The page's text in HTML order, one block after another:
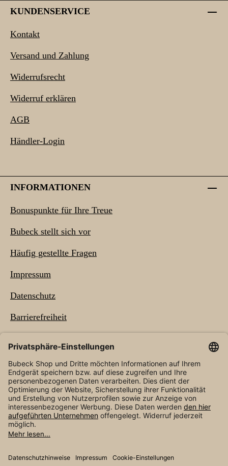
KUNDENSERVICE
Kontakt
Versand und Zahlung
Widerrufsrecht
Widerruf erklären
AGB
Händler-Login
INFORMATIONEN
Bonuspunkte für Ihre Treue
Bubeck stellt sich vor
Häufig gestellte Fragen
Impressum
Datenschutz
Barrierefreiheit
NEWSLETTER